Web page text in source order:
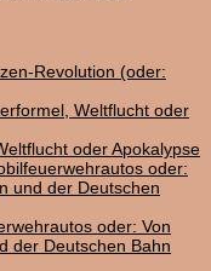
Revolution (oder:
Weltflucht oder
oder Apokalypse
oder:
und der Deutschen
oder: Von
der Deutschen Bahn